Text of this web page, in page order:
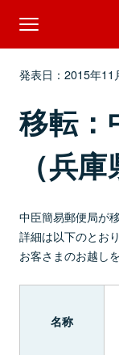
発表日：2015年11
移転：
（兵庫
中臣簡易郵便局が
詳細は以下のとおり
お客さまのお越し
名称